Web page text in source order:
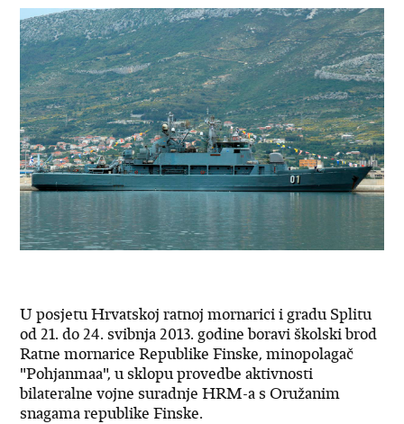
U posjetu Hrvatskoj ratnoj mornarici i gradu Splitu
od 21. do 24. svibnja 2013. godine boravi školski brod
Ratne mornarice Republike Finske, minopolagač
"Pohjanmaa", u sklopu provedbe aktivnosti
bilateralne vojne suradnje HRM-a s Oružanim
snagama republike Finske.